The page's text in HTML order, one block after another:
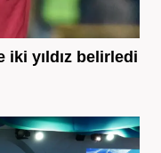
yıldız belirledi